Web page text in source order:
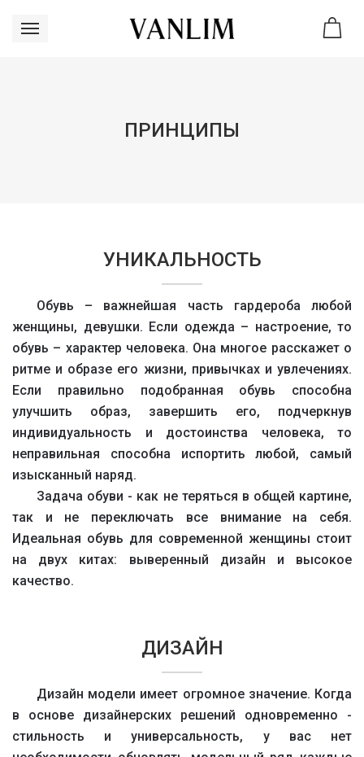
ПРИНЦИПЫ
УНИКАЛЬНОСТЬ
Обувь – важнейшая часть гардероба любой
женщины, девушки. Если одежда – настроение, то
обувь – характер человека. Она многое расскажет о
ритме и образе его жизни, привычках и увлечениях.
Если правильно подобранная обувь способна
улучшить образ, завершить его, подчеркнув
индивидуальность и достоинства человека, то
неправильная способна испортить любой, самый
изысканный наряд.
Задача обуви - как не теряться в общей картине,
так и не переключать все внимание на себя.
Идеальная обувь для современной женщины стоит
на двух китах: выверенный дизайн и высокое
качество.
ДИЗАЙН
Дизайн модели имеет огромное значение. Когда
в основе дизайнерских решений одновременно -
стильность и универсальность, у вас нет